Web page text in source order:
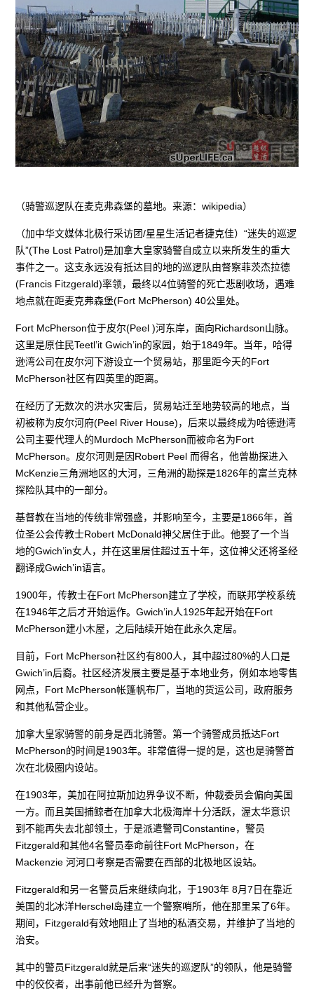
（骑警巡逻队在麦克弗森堡的墓地。来源：wikipedia）
（加中华文媒体北极行采访团/星星生活记者捷克佳）“迷失的巡逻
队”(The Lost Patrol)是加拿大皇家骑警自成立以来所发生的重大
事件之一。这支永远没有抵达目的地的巡逻队由督察菲茨杰拉德
(Francis Fitzgerald)率领，最终以4位骑警的死亡悲剧收场，遇难
地点就在距麦克弗森堡(Fort McPherson) 40公里处。
Fort McPherson位于皮尔(Peel )河东岸，面向Richardson山脉。
这里是原住民Teetl’it Gwich’in的家园，始于1849年。当年，哈得
逊湾公司在皮尔河下游设立一个贸易站，那里距今天的Fort
McPherson社区有四英里的距离。
在经历了无数次的洪水灾害后，贸易站迁至地势较高的地点，当
初被称为皮尔河府(Peel River House)，后来以最终成为哈德逊湾
公司主要代理人的Murdoch McPherson而被命名为Fort
McPherson。皮尔河则是因Robert Peel 而得名，他曾勘探进入
McKenzie三角洲地区的大河，三角洲的勘探是1826年的富兰克林
探险队其中的一部分。
基督教在当地的传统非常强盛，并影响至今，主要是1866年，首
位圣公会传教士Robert McDonald神父居住于此。他娶了一个当
地的Gwich’in女人，并在这里居住超过五十年，这位神父还将圣经
翻译成Gwich’in语言。
1900年，传教士在Fort McPherson建立了学校，而联邦学校系统
在1946年之后才开始运作。Gwich’in人1925年起开始在Fort
McPherson建小木屋，之后陆续开始在此永久定居。
目前，Fort McPherson社区约有800人，其中超过80%的人口是
Gwich’in后裔。社区经济发展主要是基于本地业务，例如本地零售
网点，Fort McPherson帐篷帆布厂，当地的货运公司，政府服务
和其他私营企业。
加拿大皇家骑警的前身是西北骑警。第一个骑警成员抵达Fort
McPherson的时间是1903年。非常值得一提的是，这也是骑警首
次在北极圈内设站。
在1903年，美加在阿拉斯加边界争议不断，仲裁委员会偏向美国
一方。而且美国捕鲸者在加拿大北极海岸十分活跃，渥太华意识
到不能再失去北部领土，于是派遣警司Constantine，警员
Fitzgerald和其他4名警员奉命前往Fort McPherson，在
Mackenzie 河河口考察是否需要在西部的北极地区设站。
Fitzgerald和另一名警员后来继续向北，于1903年 8月7日在靠近
美国的北冰洋Herschel岛建立一个警察哨所，他在那里呆了6年。
期间，Fitzgerald有效地阻止了当地的私酒交易，并维护了当地的
治安。
其中的警员Fitzgerald就是后来“迷失的巡逻队”的领队，他是骑警
中的佼佼者，出事前他已经升为督察。